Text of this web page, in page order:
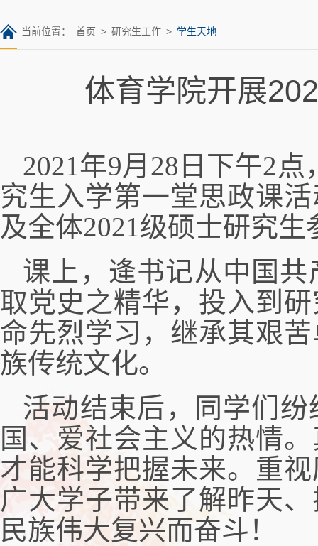
当前位置： 首页 > 研究生工作 > 学生天地
体育学院开展
2021年9月28日下午2
究生入学第一堂思政课
及全体2021级硕士研究
课上，逄书记从中国
取党史之精华，投入到
命先烈学习，继承其艰
族传统文化。
活动结束后，同学们
国、爱社会主义的热情。
才能科学把握未来。重
广大学子带来了解昨天
民族伟大复兴而奋斗！